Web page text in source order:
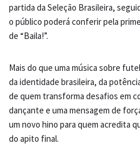
partida da Seleção Brasileira,
o público poderá conferir pela
de “Baila!”.
Mais do que uma música sobre
da identidade brasileira, da
de quem transforma desafios em
dançante e uma mensagem de
um novo hino para quem acredita
do apito final.